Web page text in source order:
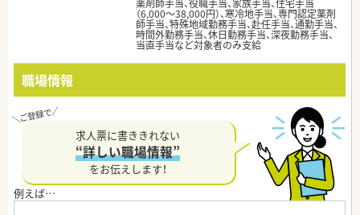
薬剤師手当、役職手当、家族手当、住宅手当
（6,000～38,000円）、寒冷地手当、専門認定薬剤
師手当、特殊地域勤務手当、赴任手当、通勤手当、
時間外勤務手当、休日勤務手当、深夜勤務手当、
当直手当など対象者のみ支給
職場情報
求人票に書ききれない
“詳しい職場情報”
をお伝えします！